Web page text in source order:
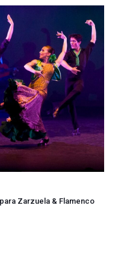
Zarzuela & Flamenco